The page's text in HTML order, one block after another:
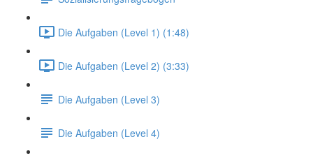
Die Aufgaben (Level 1) (1:48)
Die Aufgaben (Level 2) (3:33)
Die Aufgaben (Level 3)
Die Aufgaben (Level 4)